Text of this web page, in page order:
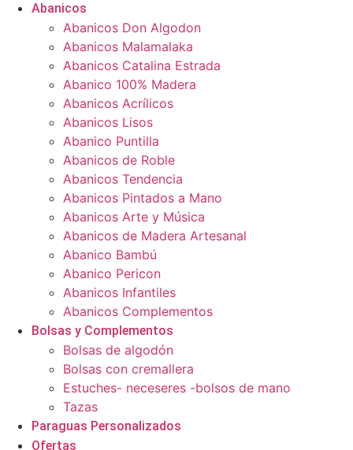
Abanicos
Abanicos Don Algodon
Abanicos Malamalaka
Abanicos Catalina Estrada
Abanico 100% Madera
Abanicos Acrílicos
Abanicos Lisos
Abanico Puntilla
Abanicos de Roble
Abanicos Tendencia
Abanicos Pintados a Mano
Abanicos Arte y Música
Abanicos de Madera Artesanal
Abanico Bambú
Abanico Pericon
Abanicos Infantiles
Abanicos Complementos
Bolsas y Complementos
Bolsas de algodón
Bolsas con cremallera
Estuches- neceseres -bolsos de mano
Tazas
Paraguas Personalizados
Ofertas